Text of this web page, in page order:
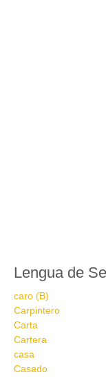
Lengua de
caro (B)
Carpintero
Carta
Cartera
casa
Casado